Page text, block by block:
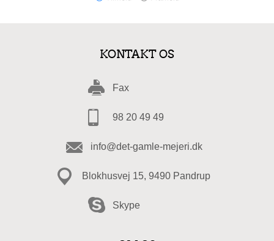
KONTAKT OS
Fax
98 20 49 49
info@det-gamle-mejeri.dk
Blokhusvej 15, 9490 Pandrup
Skype